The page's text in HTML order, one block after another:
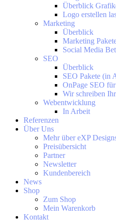
Überblick
Logo erstellen
Marketing
Überblick
Marketing
Social Media
SEO
Überblick
SEO Pakete (in
OnPage SEO
Wir schreiben
Webentwicklung
In Arbeit
Referenzen
Über Uns
Mehr über eXP
Preisübersicht
Partner
Newsletter
Kundenbereich
News
Shop
Zum Shop
Mein Warenkorb
Kontakt